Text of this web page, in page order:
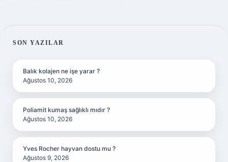
SIDEBAR
SON YAZILAR
Balık kolajen ne işe yarar ?
Ağustos 10, 2026
Poliamit kumaş sağlıklı mıdır ?
Ağustos 10, 2026
Yves Rocher hayvan dostu mu ?
Ağustos 9, 2026